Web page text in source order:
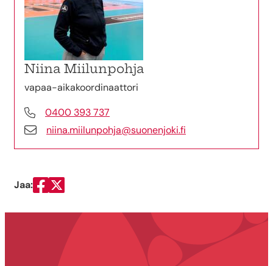
Niina Miilunpohja
vapaa-aikakoordinaattori
0400 393 737
niina.miilunpohja@suonenjoki.fi
Jaa:
Jaa Facebookissa
Jaa Twitterissä